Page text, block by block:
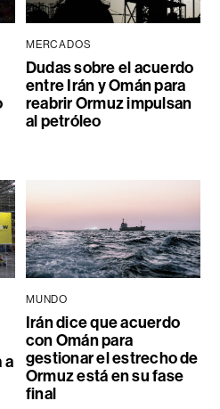
MERCADOS
Dudas sobre el acuerdo
entre Irán y Omán para
reabrir Ormuz impulsan
al petróleo
a
MUNDO
Irán dice que acuerdo
con Omán para
gestionar el estrecho de
Ormuz está en su fase
final